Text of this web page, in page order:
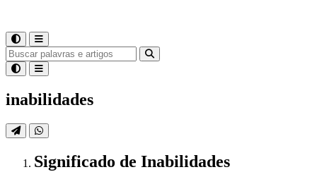
inabilidades
Significado de Inabilidades